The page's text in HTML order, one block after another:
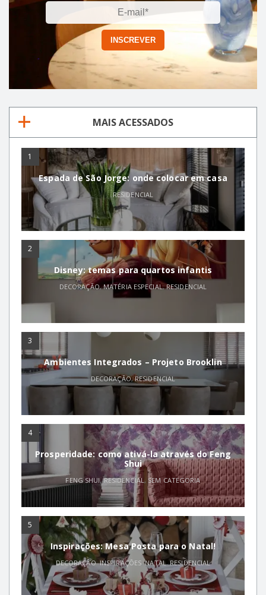
MAIS ACESSADOS
1
Espada de São Jorge: onde colocar em casa
RESIDENCIAL
2
Disney: temas para quartos infantis
DECORAÇÃO,MATÉRIA ESPECIAL,RESIDENCIAL
3
Ambientes Integrados – Projeto Brooklin
DECORAÇÃO,RESIDENCIAL
4
Prosperidade: como ativá-la através do Feng
Shui
FENG SHUI,RESIDENCIAL ,SEM CATEGORIA
5
Inspirações: Mesa Posta para o Natal!
DECORAÇÃO,INSPIRAÇÕES ,NATAL,RESIDENCIAL